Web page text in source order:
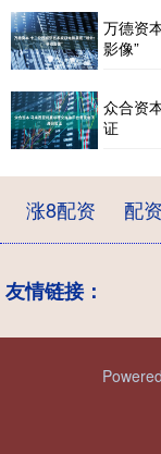
万德资
影像”
众合资
证
涨8配资 配
友情链接：